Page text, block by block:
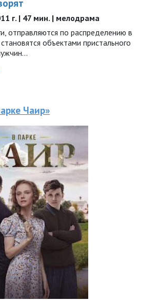
г. | 47 мин. | мелодрама
отправляются по распределению в
объектами пристального
Чаир»